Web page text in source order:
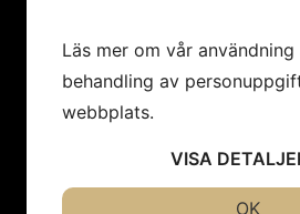
HANDLA HOS
Köpvillkor
Läs mer om vår
behandling av
webbplats.
VISA
OK